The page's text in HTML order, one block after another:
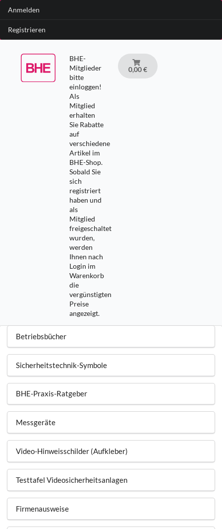
Anmelden
Registrieren
BHE-
Mitglieder
bitte
einloggen!
Als
Mitglied
erhalten
Sie Rabatte
auf
verschiedene
Artikel im
BHE-Shop.
Sobald Sie
sich
registriert
haben und
als
Mitglied
freigeschaltet
wurden,
werden
Ihnen nach
Login im
Warenkorb
die
vergünstigten
Preise
angezeigt.
0,00 €
Betriebsbücher
Sicherheitstechnik-Symbole
BHE-Praxis-Ratgeber
Messgeräte
Video-Hinweisschilder (Aufkleber)
Testtafel Videosicherheitsanlagen
Firmenausweise